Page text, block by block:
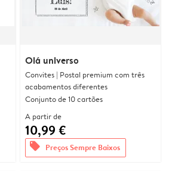
Olá universo
Convites | Postal premium com três
acabamentos diferentes
Conjunto de 10 cartões
A partir de
10,99 €
offers Preços Sempre Baixos